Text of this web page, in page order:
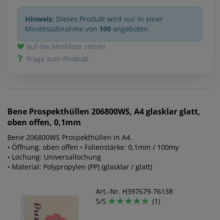
Hinweis: Dieses Produkt wird nur in einer
Mindestabnahme von 100 angeboten.
auf die Merkliste setzen
Frage zum Produkt
Bene Prospekthüllen 206800WS, A4 glasklar glatt,
oben offen, 0,1mm
Bene 206800WS Prospekthüllen in A4.
• Öffnung: oben offen • Folienstärke: 0,1mm / 100my
• Lochung: Universallochung
• Material: Polypropylen (PP) (glasklar / glatt)
Art.-Nr. H397679-76138
5/5
(1)